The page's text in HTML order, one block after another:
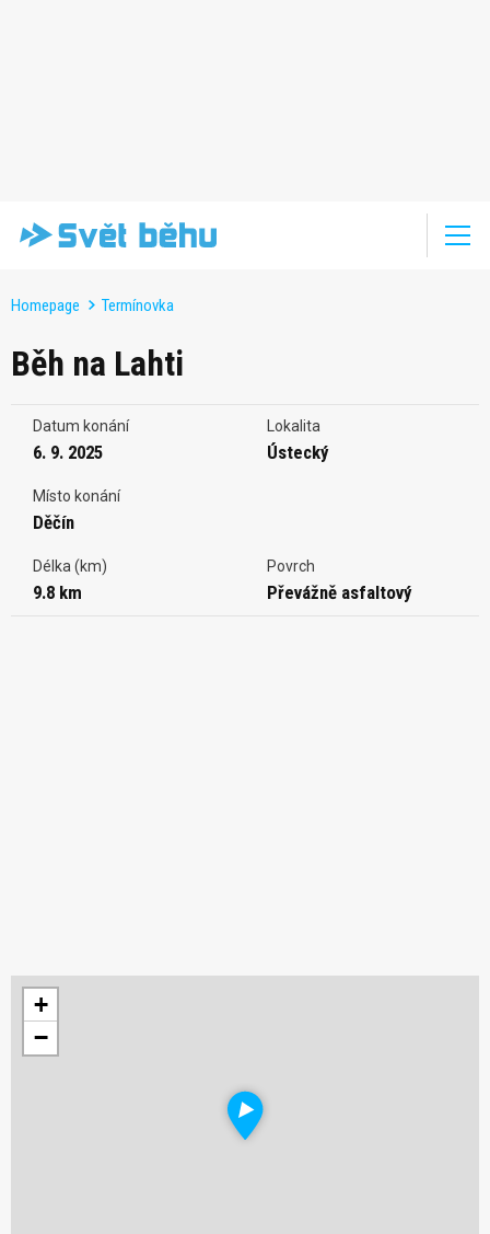
Homepage Termínovka
Běh na Lahti
Datum konání
6. 9. 2025
Lokalita
Ústecký
Místo konání
Děčín
Délka (km)
9.8 km
Povrch
Převážně asfaltový
+
−